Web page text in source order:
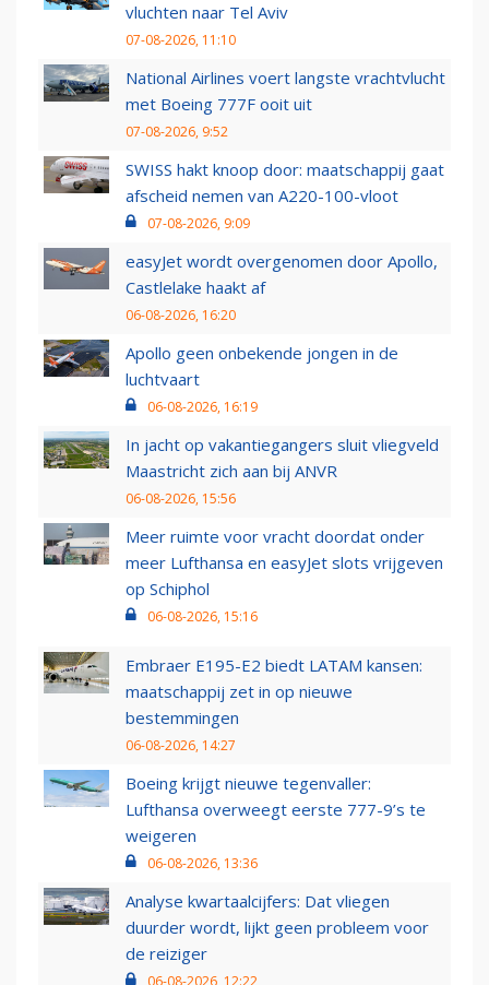
vluchten naar Tel Aviv
07-08-2026, 11:10
National Airlines voert langste vrachtvlucht
met Boeing 777F ooit uit
07-08-2026, 9:52
SWISS hakt knoop door: maatschappij gaat
afscheid nemen van A220-100-vloot
07-08-2026, 9:09
easyJet wordt overgenomen door Apollo,
Castlelake haakt af
06-08-2026, 16:20
Apollo geen onbekende jongen in de
luchtvaart
06-08-2026, 16:19
In jacht op vakantiegangers sluit vliegveld
Maastricht zich aan bij ANVR
06-08-2026, 15:56
Meer ruimte voor vracht doordat onder
meer Lufthansa en easyJet slots vrijgeven
op Schiphol
06-08-2026, 15:16
Embraer E195-E2 biedt LATAM kansen:
maatschappij zet in op nieuwe
bestemmingen
06-08-2026, 14:27
Boeing krijgt nieuwe tegenvaller:
Lufthansa overweegt eerste 777-9’s te
weigeren
06-08-2026, 13:36
Analyse kwartaalcijfers: Dat vliegen
duurder wordt, lijkt geen probleem voor
de reiziger
06-08-2026, 12:22